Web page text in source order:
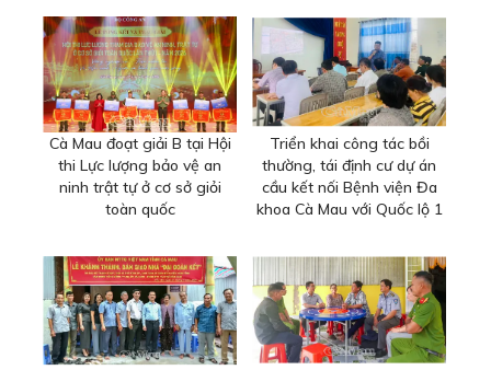
Cà Mau đoạt giải B tại Hội
thi Lực lượng bảo vệ an
ninh trật tự ở cơ sở giỏi
toàn quốc
Triển khai công tác bồi
thường, tái định cư dự án
cầu kết nối Bệnh viện Đa
khoa Cà Mau với Quốc lộ 1